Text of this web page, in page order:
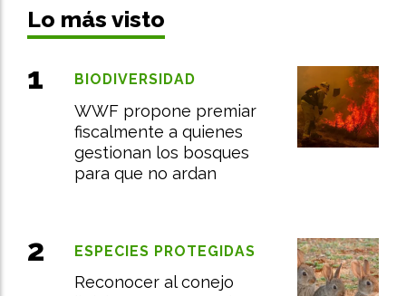
Lo más visto
WWF propone premiar
fiscalmente a quienes
gestionan los bosques
para que no ardan
BIODIVERSIDAD
Reconocer al conejo
ESPECIES PROTEGIDAS